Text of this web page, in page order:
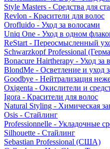
Style Masters - Средства для
Revlon - Красители для волос
Orofluido - Уход за волосами
Uniq One - Уход в одном
ReStart - Переосмысленный
Schwarzkopf Professional
Bonacure Hairtherapy - Уход за
BlondMe - Осветление и уход
Goodbye - Нейтрализация
Oxigenta - Окислители и
Igora - Красители для волос
Natural Styling - Химическая
Osis - Стайлинг
Professionnelle - Укладочные
Silhouette - Стайлинг
Sebastian Professional (США)